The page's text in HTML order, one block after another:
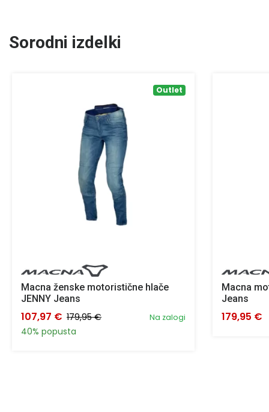
Sorodni izdelki
Outlet
Macna ženske motoristične hlače
JENNY Jeans
Na zalogi
107,97 € 179,95 €
40% popusta
Macna
Jeans
179,95 €